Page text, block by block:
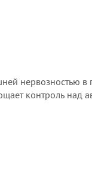
нервозностью в
контроль над